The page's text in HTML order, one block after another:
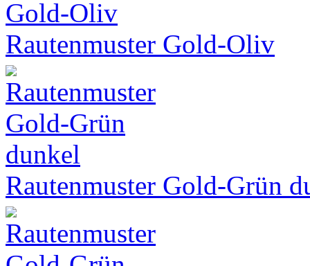
Rautenmuster Gold-Oliv
Rautenmuster Gold-Grün